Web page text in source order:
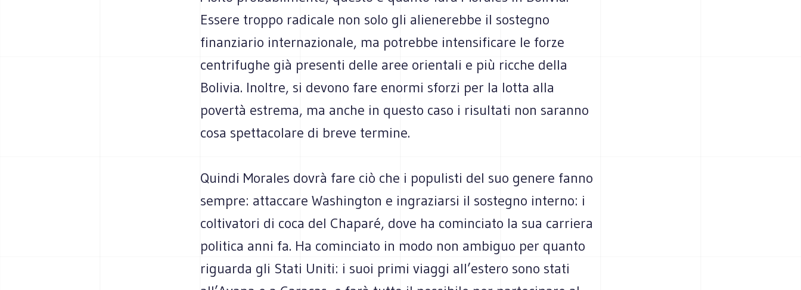
Essere troppo radicale non solo gli alienerebbe il sostegno
finanziario internazionale, ma potrebbe intensificare le forze
centrifughe già presenti delle aree orientali e più ricche della
Bolivia. Inoltre, si devono fare enormi sforzi per la lotta alla
povertà estrema, ma anche in questo caso i risultati non saranno
cosa spettacolare di breve termine.
Quindi Morales dovrà fare ciò che i populisti del suo genere fanno
sempre: attaccare Washington e ingraziarsi il sostegno interno: i
coltivatori di coca del Chaparé, dove ha cominciato la sua carriera
politica anni fa. Ha cominciato in modo non ambiguo per quanto
riguarda gli Stati Uniti: i suoi primi viaggi all’estero sono stati